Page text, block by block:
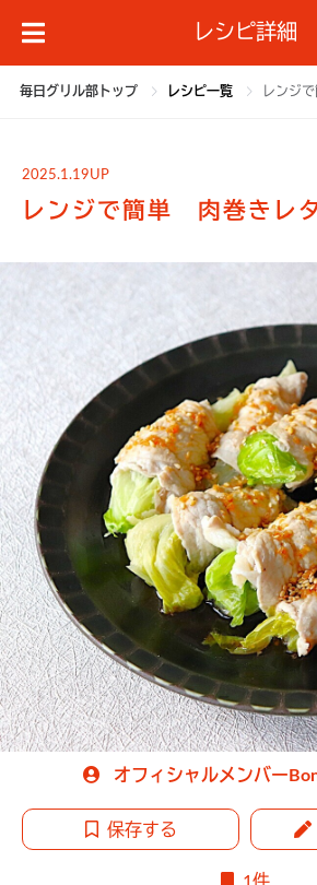
レシピ詳細
毎日グリル部トップ レシピ一覧 レンジ
2025.1.19UP
レンジで簡単 肉巻きレ
オフィシャルメンバー
保存する